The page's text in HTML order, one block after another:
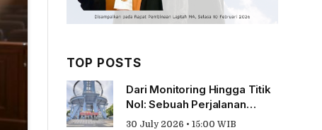
TOP POSTS
Dari Monitoring Hingga Titik
Nol: Sebuah Perjalanan
Tentang Pengabdian
30 July 2026 • 15:00 WIB